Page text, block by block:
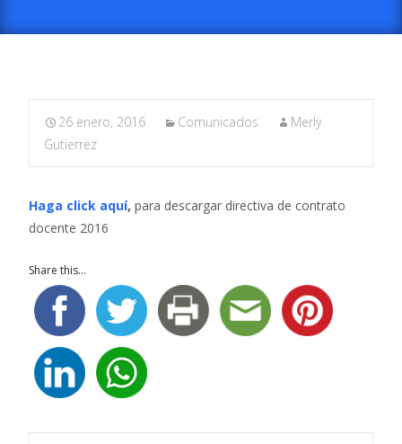
26 enero, 2016 Comunicados
Merly
Gutierrez
Haga click aquí, para descargar directiva de contrato
docente 2016
Share this...